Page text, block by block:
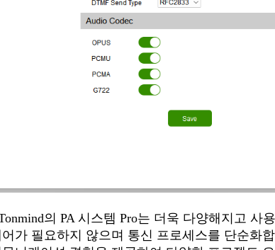
의 PA 시스템 Pro는 더욱 다양해지고 사
가 필요하지 않으며 통신 프로세스를 단순화